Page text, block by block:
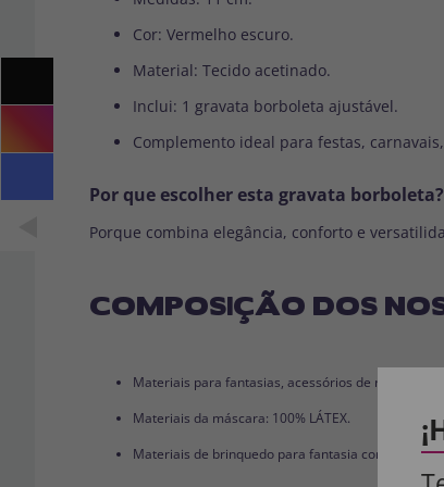
Cor: Vermelho escuro.
Material: Tecido acetinado.
Inclui: 1 gravata borboleta ajustável.
Complemento ideal para festas,
Por que escolher esta gravata borboleta?
Porque combina elegância, conforto e
COMPOSIÇÃO DOS
Materiais para fantasias, acessórios de roupas e
Materiais da máscara: 100% LÁTEX.
Materiais de brinquedo para fantasia completa: